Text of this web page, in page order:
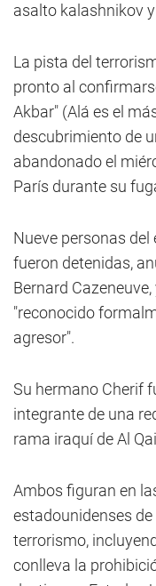
asalto kalashnikov
La pista del
pronto al
Akbar" (Alá es el
descubrimiento de
abandonado el
París durante su
Nueve personas
fueron detenidas,
Bernard
"reconocido
agresor".
Su hermano Cherif
integrante de una
rama iraquí de Al
Ambos figuran en
estadounidenses
terrorismo,
conlleva la